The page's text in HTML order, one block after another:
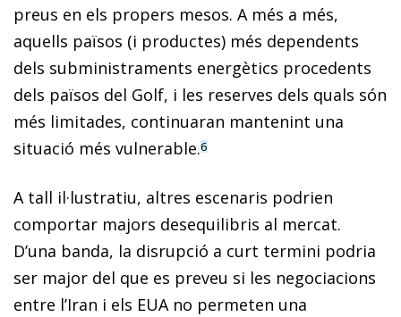
preus en els propers mesos. A més a més,
aquells països (i productes) més dependents
dels subministraments energètics procedents
dels països del Golf, i les reserves dels quals són
més limitades, continuaran mantenint una
situació més vulnerable.6
A tall il·lustratiu, altres escenaris podrien
comportar majors desequilibris al mercat.
D’una banda, la disrupció a curt termini podria
ser major del que es preveu si les negociacions
entre l’Iran i els EUA no permeten una